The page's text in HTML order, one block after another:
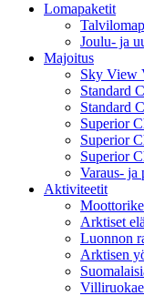
Lomapaketit
Joulu- ja
Majoitus
Sky View
Standard
Standard
Superior
Superior
Superior
Varaus- ja
Aktiviteetit
Arktiset
Luonnon
Arktisen